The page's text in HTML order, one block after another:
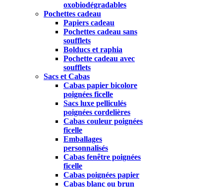
oxobiodégradables
Pochettes cadeau
Papiers cadeau
Pochettes cadeau sans
soufflets
Bolducs et raphia
Pochette cadeau avec
soufflets
Sacs et Cabas
Cabas papier bicolore
poignées ficelle
Sacs luxe pelliculés
poignées cordelières
Cabas couleur poignées
ficelle
Emballages
personnalisés
Cabas fenêtre poignées
ficelle
Cabas poignées papier
Cabas blanc ou brun